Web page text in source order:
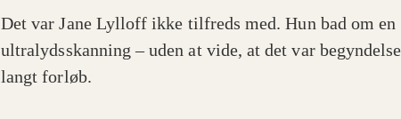
Det var Jane Lylloff ikke tilfreds med. Hun bad om en
ultralydsskanning – uden at vide, at det var
langt forløb.